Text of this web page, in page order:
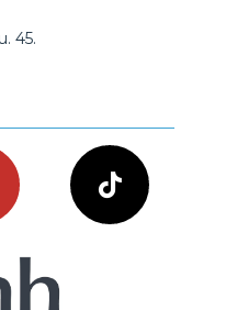
45.